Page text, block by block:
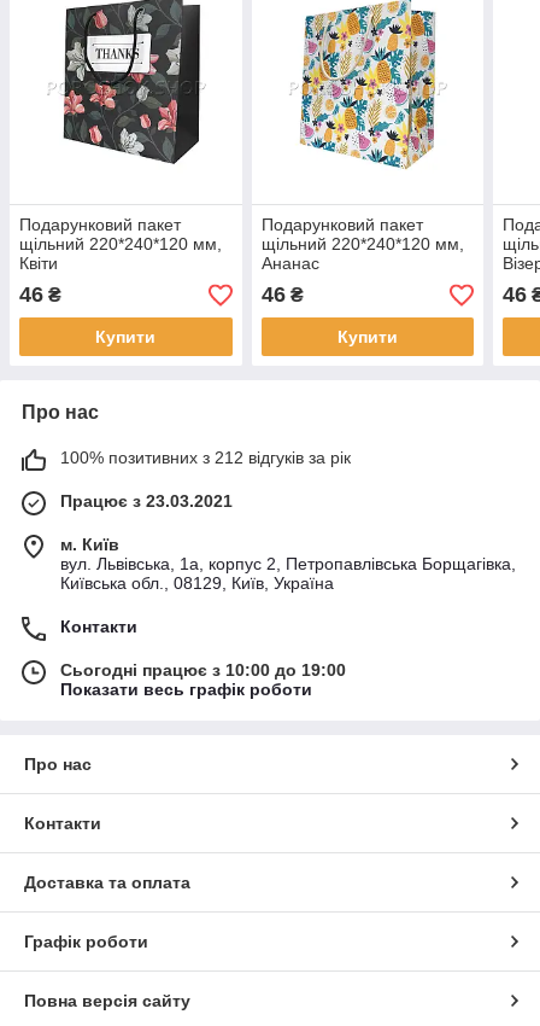
Подарунковий пакет
щільний 220*240*120 мм,
Квіти
46 ₴
Купити
Подарунковий пакет
щільний 220*240*120 мм,
Ананас
46₴
Купити
46
Про нас
100% позитивних з 212 відгуків за рік
Працює з 23.03.2021
м. Київ
вул. Львівська, 1а, корпус 2, Петропавлівська Борщагівка,
Київська обл., 08129, Київ, Україна
Контакти
Сьогодні працює з 10:00 до 19:00
Показати весь графік роботи
Про нас
Контакти
Доставка та оплата
Графік роботи
Повна версія сайту